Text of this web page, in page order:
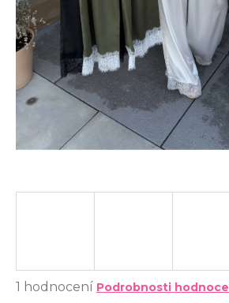
Průměrné
1 hodnocení Podrobnosti
a
j
í
t
?
o
p